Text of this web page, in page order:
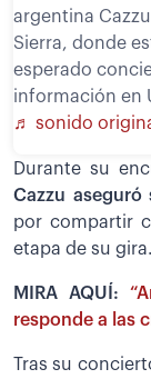
argentina
Sierra, donde
esperado
información en
♬ sonido
Durante su
Cazzu
por compartir
etapa de su gira.
MIRA AQUÍ:
responde a las
Tras su